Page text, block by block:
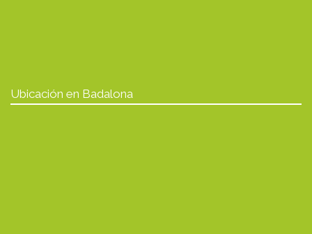
Ubicación en Badalona